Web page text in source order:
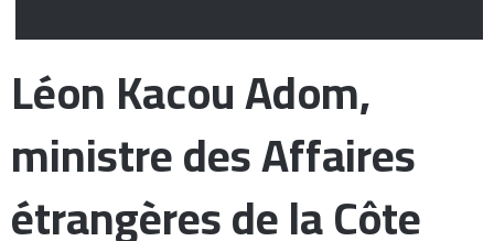
Léon Kacou Adom,
ministre des Affaires
étrangères de la Côte